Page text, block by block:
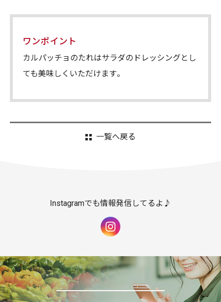
ワンポイント
カルパッチョのたれはサラダのドレッシングとし
ても美味しくいただけます。
一覧へ戻る
Instagramでも情報発信してるよ♪